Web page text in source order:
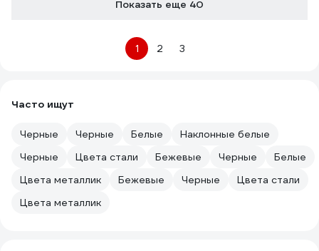
Показать еще 40
1 2 3
Часто ищут
Черные Черные Белые
Наклонные белые
Черные
Цвета стали Бежевые Черные
Белые
Цвета металлик
Бежевые Черные
Цвета стали
Цвета металлик